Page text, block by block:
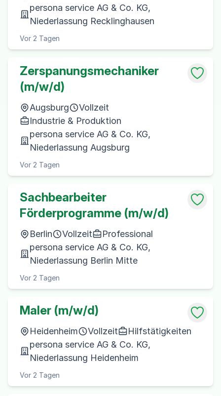
persona service AG & Co. KG,
Niederlassung Recklinghausen
Vor 2 Tagen
Zerspanungsmechaniker
(m/w/d)
Augsburg
Vollzeit
Industrie & Produktion
persona service AG & Co. KG,
Niederlassung Augsburg
Vor 2 Tagen
Sachbearbeiter
Förderprogramme (m/w/d)
Berlin Vollzeit
Professional
persona service AG & Co. KG,
Niederlassung Berlin Mitte
Vor 2 Tagen
Maler (m/w/d)
Heidenheim Vollzeit
Hilfstätigkeiten
persona service AG & Co. KG,
Niederlassung Heidenheim
Vor 2 Tagen